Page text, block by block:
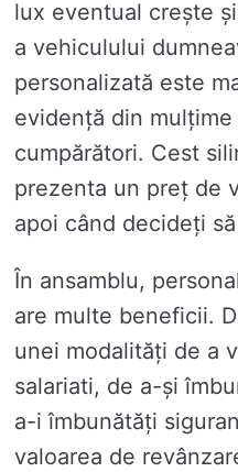
lux eventual crește
a vehiculului
personalizată este
evidență din
cumpărători. Cest
prezenta un preț de
apoi când decideți
În ansamblu,
are multe beneficii.
unei modalități de a
salariati, de a-și
a-i îmbunătăți
valoarea de